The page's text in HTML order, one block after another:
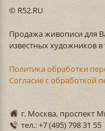
© R52.RU
Продажа живописи для
известных художников в
Политика обработки
Согласие с обработкой
г. Москва, проспект
тел.: +7 (495) 798 31 55